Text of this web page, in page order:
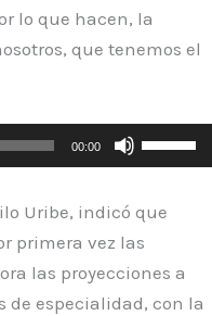
lo que hacen, la
que tenemos el
00:00
Utiliza
las
de
Uribe, indicó que
primera vez las
las proyecciones a
de especialidad, con la